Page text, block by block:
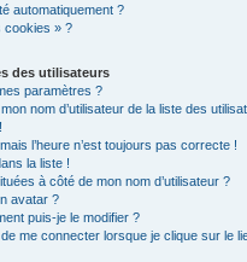
automatiquement ?
cookies » ?
des utilisateurs
paramètres ?
nom d’utilisateur de la liste des
l’heure n’est toujours pas correcte !
la liste !
à côté de mon nom d’utilisateur ?
avatar ?
puis-je le modifier ?
me connecter lorsque je clique sur le